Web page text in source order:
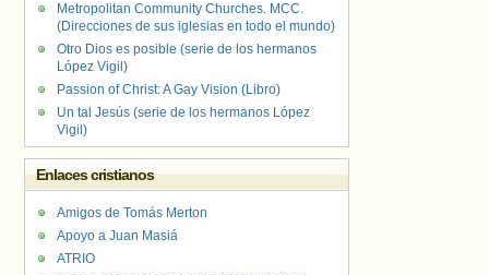
Metropolitan Community Churches. MCC.
(Direcciones de sus iglesias en todo el mundo)
Otro Dios es posible (serie de los hermanos
López Vigil)
Passion of Christ: A Gay Vision (Libro)
Un tal Jesús (serie de los hermanos López
Vigil)
Enlaces cristianos
Amigos de Tomás Merton
Apoyo a Juan Masiá
ATRIO